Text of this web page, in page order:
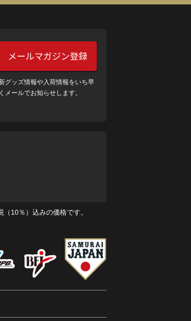
メールマガジン登録
グッズ情報や入荷情報をいち早
くメールでお知らせします。
10％）込みの価格です。